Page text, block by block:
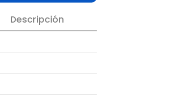
Descripción